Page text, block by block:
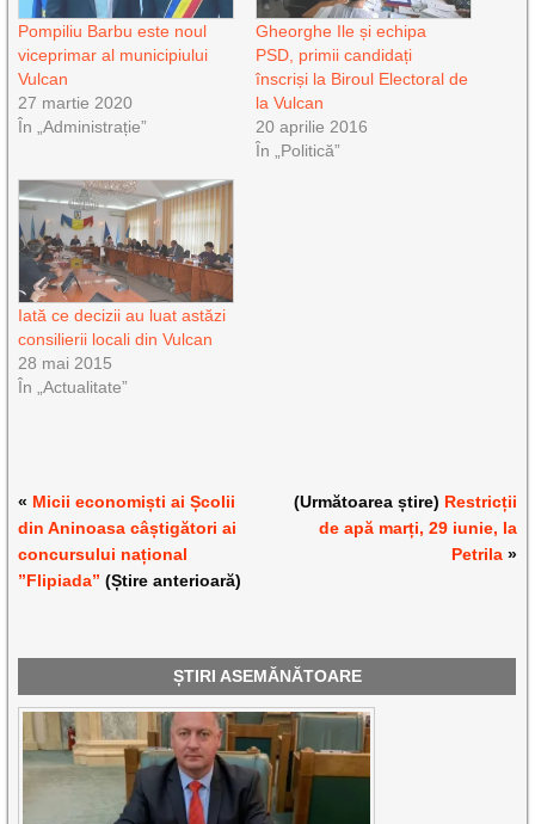
Pompiliu Barbu este noul
viceprimar al municipiului
Vulcan
27 martie 2020
În „Administrație”
Gheorghe Ile și echipa
PSD, primii candidați
înscriși la Biroul Electoral de
la Vulcan
20 aprilie 2016
În „Politică”
Iată ce decizii au luat astăzi
consilierii locali din Vulcan
28 mai 2015
În „Actualitate”
« Micii economiști ai Școlii
din Aninoasa câștigători ai
concursului național
”Flipiada” (Știre anterioară)
(Următoarea știre) Restricții
de apă marți, 29 iunie, la
Petrila»
ȘTIRI ASEMĂNĂTOARE